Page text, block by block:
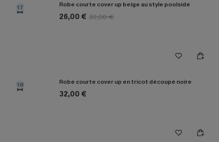
17 Robe courte cover up beige au style poolside
26,00 € 32,00 €
18 Robe courte cover up en tricot découpé noire
32,00 €